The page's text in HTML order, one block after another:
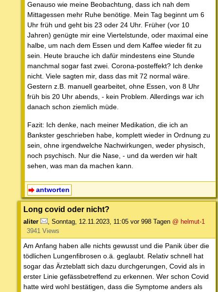
Genauso wie meine Beobachtung, dass ich nah dem
Mittagessen mehr Ruhe benötige. Mein Tag beginnt um 6
Uhr früh und geht bis 23 oder 24 Uhr. Früher (vor 10
Jahren) genügte mir eine Viertelstunde, oder maximal eine
halbe, um nach dem Essen und dem Kaffee wieder fit zu
sein. Heute brauche ich dafür mindestens eine Stunde
manchmal sogar fast zwei. Corona-posteffekt? Ich denke
nicht. Viele sagten mir, dass das mit 72 normal wäre.
Gestern z.B. manuell gearbeitet, ohne Essen, von 8 Uhr
früh bis 20 Uhr abends, - kein Problem. Allerdings war ich
danach schon ziemlich müde.
Fazit: Ich denke, nach meiner Medikation, die ich an
Bankster geschrieben habe, komplett wieder in Ordnung zu
sein, ohne irgendwelche Nachwirkungen, weder physisch,
noch psychisch. Nur die Nase, - und da werden wir halt
sehen, was man da machen kann.
antworten
Long covid oder nicht?
aliter Sonntag, 12.11.2023, 11:05 vor 998 Tagen @ helmut-1
3941 Views
Am Anfang haben alle nichts gewusst und die Panik über die
tödlichen Lungenfibrosen o.ä. geglaubt. Relativ schnell hat
sogar das Ärzteblatt sich dazu durchgerungen, Covid als in
erster Linie gefässbetreffend zu erkennen. Wer schon Covid
hatte wird wohl bestätigen, dass die Symptome anders als